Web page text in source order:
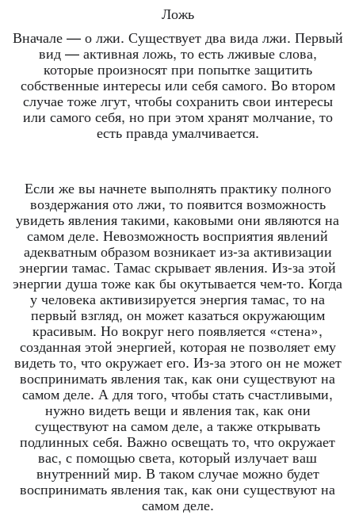
Ложь
Вначале — о лжи. Существует два вида лжи. Первый
вид — активная ложь, то есть лживые слова,
которые произносят при попытке защитить
собственные интересы или себя самого. Во втором
случае тоже лгут, чтобы сохранить свои интересы
или самого себя, но при этом хранят молчание, то
есть правда умалчивается.
Если же вы начнете выполнять практику полного
воздержания ото лжи, то появится возможность
увидеть явления такими, каковыми они являются на
самом деле. Невозможность восприятия явлений
адекватным образом возникает из-за активизации
энергии тамас. Тамас скрывает явления. Из-за этой
энергии душа тоже как бы окутывается чем-то. Когда
у человека активизируется энергия тамас, то на
первый взгляд, он может казаться окружающим
красивым. Но вокруг него появляется «стена»,
созданная этой энергией, которая не позволяет ему
видеть то, что окружает его. Из-за этого он не может
воспринимать явления так, как они существуют на
самом деле. А для того, чтобы стать счастливыми,
нужно видеть вещи и явления так, как они
существуют на самом деле, а также открывать
подлинных себя. Важно освещать то, что окружает
вас, с помощью света, который излучает ваш
внутренний мир. В таком случае можно будет
воспринимать явления так, как они существуют на
самом деле.